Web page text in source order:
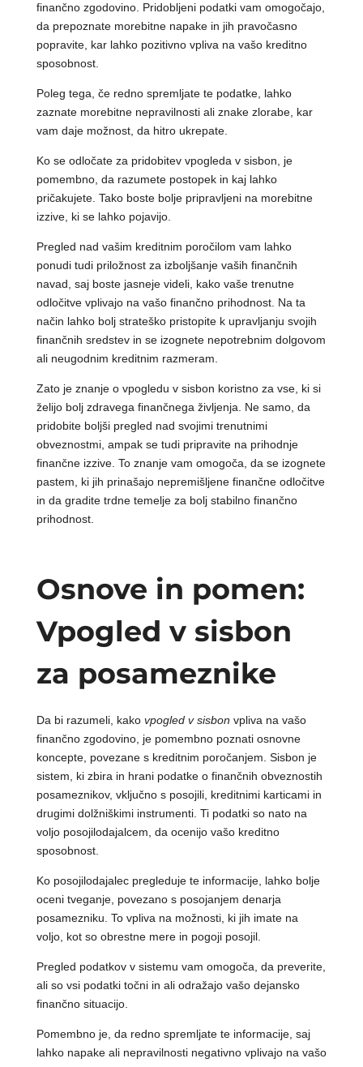
finančno zgodovino. Pridobljeni podatki vam omogočajo,
da prepoznate morebitne napake in jih pravočasno
popravite, kar lahko pozitivno vpliva na vašo kreditno
sposobnost.
Poleg tega, če redno spremljate te podatke, lahko
zaznate morebitne nepravilnosti ali znake zlorabe, kar
vam daje možnost, da hitro ukrepate.
Ko se odločate za pridobitev vpogleda v sisbon, je
pomembno, da razumete postopek in kaj lahko
pričakujete. Tako boste bolje pripravljeni na morebitne
izzive, ki se lahko pojavijo.
Pregled nad vašim kreditnim poročilom vam lahko
ponudi tudi priložnost za izboljšanje vaših finančnih
navad, saj boste jasneje videli, kako vaše trenutne
odločitve vplivajo na vašo finančno prihodnost. Na ta
način lahko bolj strateško pristopite k upravljanju svojih
finančnih sredstev in se izognete nepotrebnim dolgovom
ali neugodnim kreditnim razmeram.
Zato je znanje o vpogledu v sisbon koristno za vse, ki si
želijo bolj zdravega finančnega življenja. Ne samo, da
pridobite boljši pregled nad svojimi trenutnimi
obveznostmi, ampak se tudi pripravite na prihodnje
finančne izzive. To znanje vam omogoča, da se izognete
pastem, ki jih prinašajo nepremišljene finančne odločitve
in da gradite trdne temelje za bolj stabilno finančno
prihodnost.
Osnove in pomen:
Vpogled v sisbon
za posameznike
Da bi razumeli, kako vpogled v sisbon vpliva na vašo
finančno zgodovino, je pomembno poznati osnovne
koncepte, povezane s kreditnim poročanjem. Sisbon je
sistem, ki zbira in hrani podatke o finančnih obveznostih
posameznikov, vključno s posojili, kreditnimi karticami in
drugimi dolžniškimi instrumenti. Ti podatki so nato na
voljo posojilodajalcem, da ocenijo vašo kreditno
sposobnost.
Ko posojilodajalec pregleduje te informacije, lahko bolje
oceni tveganje, povezano s posojanjem denarja
posamezniku. To vpliva na možnosti, ki jih imate na
voljo, kot so obrestne mere in pogoji posojil.
Pregled podatkov v sistemu vam omogoča, da preverite,
ali so vsi podatki točni in ali odražajo vašo dejansko
finančno situacijo.
Pomembno je, da redno spremljate te informacije, saj
lahko napake ali nepravilnosti negativno vplivajo na vašo